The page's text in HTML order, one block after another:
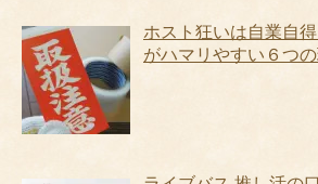
ホスト狂いは自業自
がハマリやすい６つ